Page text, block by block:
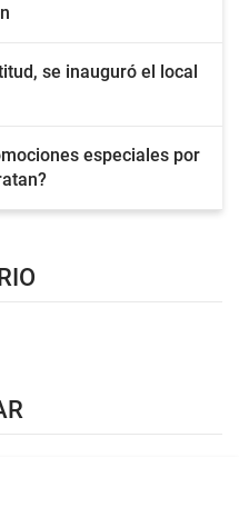
se inauguró el local
especiales por